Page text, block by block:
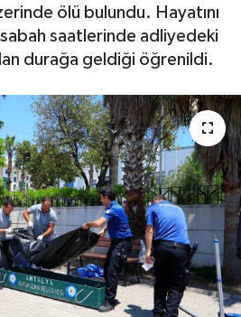
ölü bulundu. Hayatını
saatlerinde adliyedeki
durağa geldiği öğrenildi.